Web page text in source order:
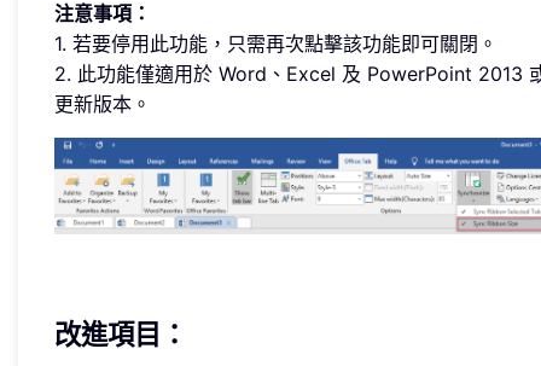
注意事項：
1. 若要停用此功能，只需再次點擊該功能即可關閉。
2. 此功能僅適用於 Word、Excel 及 PowerPoint 2013
更新版本。
改進項目：